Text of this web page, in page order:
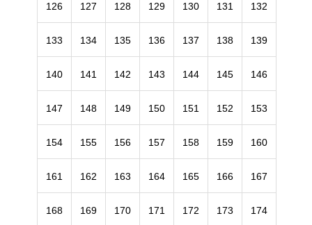
126 127 128 129 130 131 132
133 134 135 136 137 138 139
140 141 142 143 144 145 146
147 148 149 150 151 152 153
154 155 156 157 158 159 160
161 162 163 164 165 166 167
168 169 170 171 172 173 174